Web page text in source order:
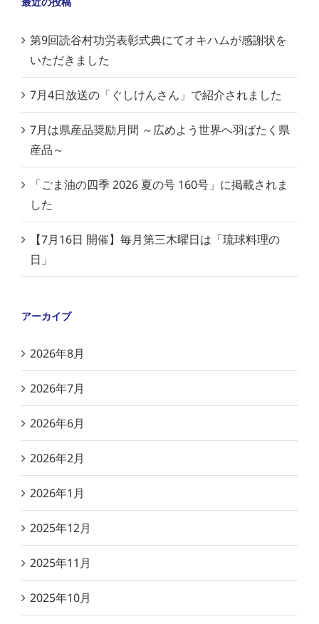
第9回読谷村功労表彰式典にてオキハムが感謝状を
いただきました
7月4日放送の「ぐしけんさん」で紹介されました
7月は県産品奨励月間 ～広めよう世界へ羽ばたく県
産品～
「ごま油の四季 2026 夏の号 160号」に掲載されま
した
【7月16日 開催】毎月第三木曜日は「琉球料理の
日」
アーカイブ
2026年8月
2026年7月
2026年6月
2026年2月
2026年1月
2025年12月
2025年11月
2025年10月